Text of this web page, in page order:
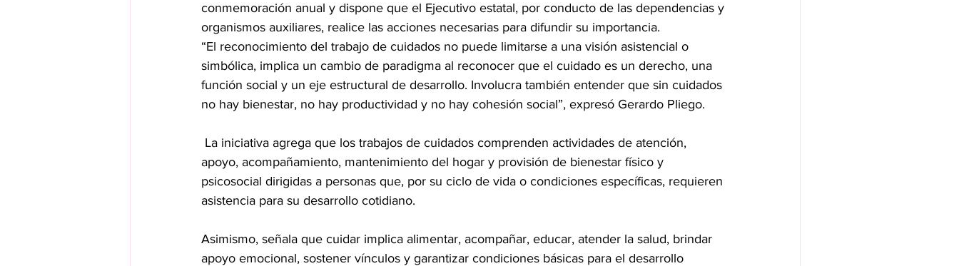
conmemoración anual y dispone que el Ejecutivo estatal, por conducto de las dependencias y
organismos auxiliares, realice las acciones necesarias para difundir su importancia.
“El reconocimiento del trabajo de cuidados no puede limitarse a una visión asistencial o
simbólica, implica un cambio de paradigma al reconocer que el cuidado es un derecho, una
función social y un eje estructural de desarrollo. Involucra también entender que sin cuidados
no hay bienestar, no hay productividad y no hay cohesión social”, expresó Gerardo Pliego.
apoyo, acompañamiento, mantenimiento del hogar y provisión de bienestar físico y
psicosocial dirigidas a personas que, por su ciclo de vida o condiciones específicas, requieren
asistencia para su desarrollo cotidiano.
Asimismo, señala que cuidar implica alimentar, acompañar, educar, atender la salud, brindar
apoyo emocional, sostener vínculos y garantizar condiciones básicas para el desarrollo